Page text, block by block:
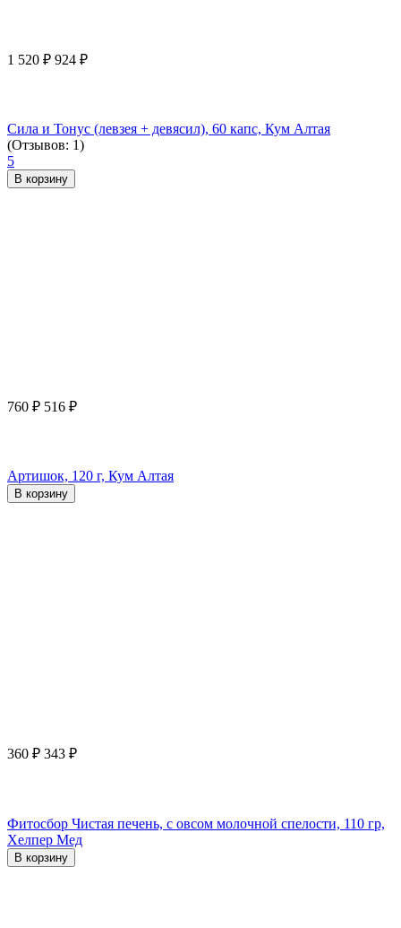
1 520 ₽ 924 ₽
Сила и Тонус (левзея + девясил), 60 капс, Кум Алтая
(Отзывов: 1)
5
В корзину
760 ₽ 516 ₽
Артишок, 120 г, Кум Алтая
В корзину
360 ₽ 343 ₽
Фитосбор Чистая печень, с овсом молочной спелости, 110 гр,
Хелпер Мед
В корзину